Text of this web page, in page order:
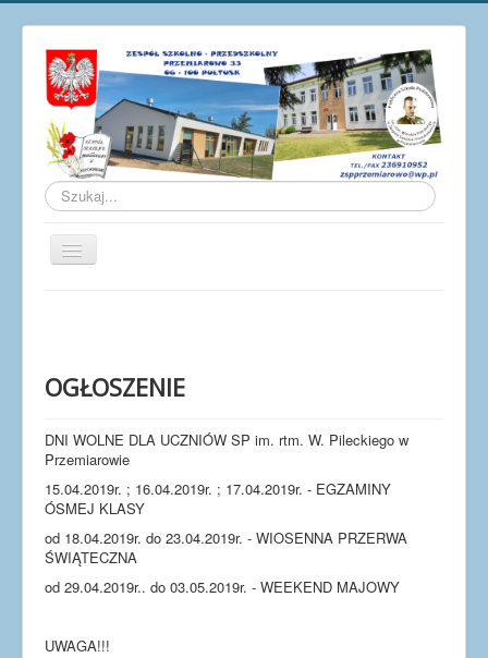
Szukaj...
Przełącz
Galeria
Pracownicy
Dla uczniów
Dla rodziców
Projekty UE
OGŁOSZENIE
DNI WOLNE DLA UCZNIÓW SP im. rtm. W. Pileckiego w
Przemiarowie
15.04.2019r. ; 16.04.2019r. ; 17.04.2019r. - EGZAMINY
ÓSMEJ KLASY
od 18.04.2019r. do 23.04.2019r. - WIOSENNA PRZERWA
ŚWIĄTECZNA
od 29.04.2019r.. do 03.05.2019r. - WEEKEND MAJOWY
UWAGA!!!